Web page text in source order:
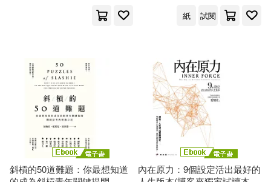
艾瑞克．克林南柏格(1)
艾瑞克．李(1)
艾瑞克．紐比(1)
北京聯合出版公司(1)
山東文藝出版社(1) 巨河(1)
彗智(1)
映象國際多媒體(1)
紙
試閱
斜槓的50道難題：你最想知道
內在原力：9個設定活出最好的